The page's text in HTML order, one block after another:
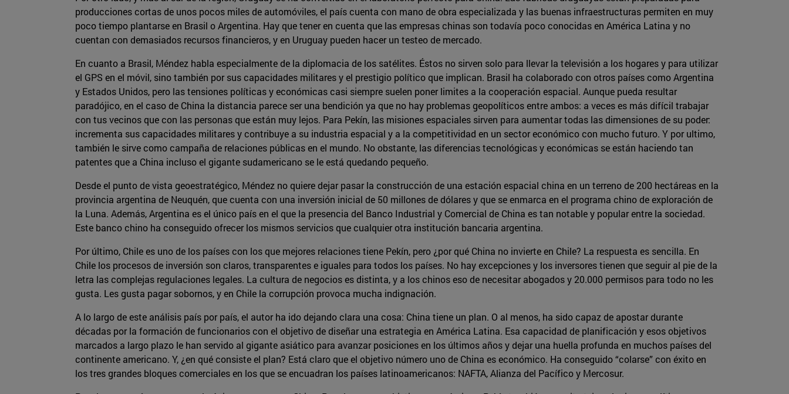
producciones cortas de unos pocos miles de automóviles, el país cuenta con mano de obra especializada y las buenas infraestructuras permiten en muy
poco tiempo plantarse en Brasil o Argentina. Hay que tener en cuenta que las empresas chinas son todavía poco conocidas en América Latina y no
cuentan con demasiados recursos financieros, y en Uruguay pueden hacer un testeo de mercado.
En cuanto a Brasil, Méndez habla especialmente de la diplomacia de los satélites. Éstos no sirven solo para llevar la televisión a los hogares y para utilizar
el GPS en el móvil, sino también por sus capacidades militares y el prestigio político que implican. Brasil ha colaborado con otros países como Argentina
y Estados Unidos, pero las tensiones políticas y económicas casi siempre suelen poner limites a la cooperación espacial. Aunque pueda resultar
paradójico, en el caso de China la distancia parece ser una bendición ya que no hay problemas geopolíticos entre ambos: a veces es más difícil trabajar
con tus vecinos que con las personas que están muy lejos. Para Pekín, las misiones espaciales sirven para aumentar todas las dimensiones de su poder:
incrementa sus capacidades militares y contribuye a su industria espacial y a la competitividad en un sector económico con mucho futuro. Y por ultimo,
también le sirve como campaña de relaciones públicas en el mundo. No obstante, las diferencias tecnológicas y económicas se están haciendo tan
patentes que a China incluso el gigante sudamericano se le está quedando pequeño.
Desde el punto de vista geoestratégico, Méndez no quiere dejar pasar la construcción de una estación espacial china en un terreno de 200 hectáreas en la
provincia argentina de Neuquén, que cuenta con una inversión inicial de 50 millones de dólares y que se enmarca en el programa chino de exploración de
la Luna. Además, Argentina es el único país en el que la presencia del Banco Industrial y Comercial de China es tan notable y popular entre la sociedad.
Este banco chino ha conseguido ofrecer los mismos servicios que cualquier otra institución bancaria argentina.
Por último, Chile es uno de los países con los que mejores relaciones tiene Pekín, pero ¿por qué China no invierte en Chile? La respuesta es sencilla. En
Chile los procesos de inversión son claros, transparentes e iguales para todos los países. No hay excepciones y los inversores tienen que seguir al pie de la
letra las complejas regulaciones legales. La cultura de negocios es distinta, y a los chinos eso de necesitar abogados y 20.000 permisos para todo no les
gusta. Les gusta pagar sobornos, y en Chile la corrupción provoca mucha indignación.
A lo largo de este análisis país por país, el autor ha ido dejando clara una cosa: China tiene un plan. O al menos, ha sido capaz de apostar durante
décadas por la formación de funcionarios con el objetivo de diseñar una estrategia en América Latina. Esa capacidad de planificación y esos objetivos
marcados a largo plazo le han servido al gigante asiático para avanzar posiciones en los últimos años y dejar una huella profunda en muchos países del
continente americano. Y, ¿en qué consiste el plan? Está claro que el objetivo número uno de China es económico. Ha conseguido “colarse” con éxito en
los tres grandes bloques comerciales en los que se encuadran los países latinoamericanos: NAFTA, Alianza del Pacífico y Mercosur.